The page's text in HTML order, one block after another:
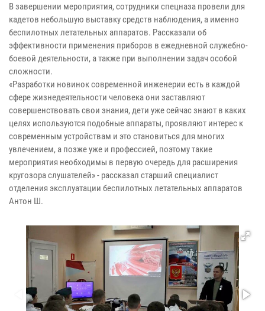
В завершении мероприятия, сотрудники спецназа провели для
кадетов небольшую выставку средств наблюдения, а именно
беспилотных летательных аппаратов. Рассказали об
эффективности применения приборов в ежедневной служебно-
боевой деятельности, а также при выполнении задач особой
сложности.
«Разработки новинок современной инженерии есть в каждой
сфере жизнедеятельности человека они заставляют
совершенствовать свои знания, дети уже сейчас знают в каких
целях используются подобные аппараты, проявляют интерес к
современным устройствам и это становиться для многих
увлечением, а позже уже и профессией, поэтому такие
мероприятия необходимы в первую очередь для расширения
кругозора слушателей» - рассказал старший специалист
отделения эксплуатации беспилотных летательных аппаратов
Антон Ш.